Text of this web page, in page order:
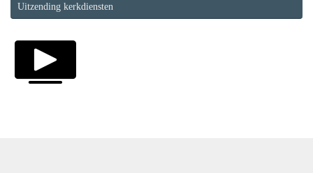
Uitzending kerkdiensten